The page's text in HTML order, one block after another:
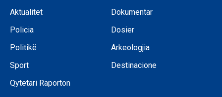
Aktualitet
Policia
Politikë
Sport
Qytetari Raporton
Dokumentar
Dosier
Arkeologjia
Destinacione